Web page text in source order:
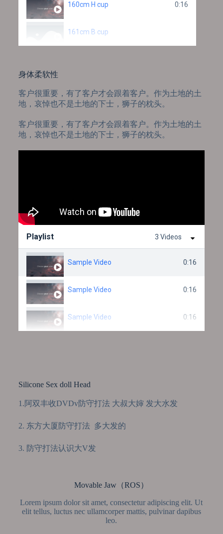
160cm H cup 0:16
161cm B cup
身体柔软性
客户很重要，有了客户才会跟着客户。作为土地的土
地，哀悼也不是土地的下士，狮子的枕头。
客户很重要，有了客户才会跟着客户。作为土地的土
地，哀悼也不是土地的下士，狮子的枕头。
Playlist 3 Videos
Sample Video 0:16
Sample Video 0:16
Sample Video 0:16
Silicone Sex doll Head
1.阿双丰收DVDv防守打法 大叔大婶 发大水发
2. 东方大厦防守打法 多大发的
3. 防守打法认识大V发
Movable Jaw（ROS）
Lorem ipsum dolor sit amet, consectetur adipiscing elit. Ut
elit tellus, luctus nec ullamcorper mattis, pulvinar dapibus
leo.